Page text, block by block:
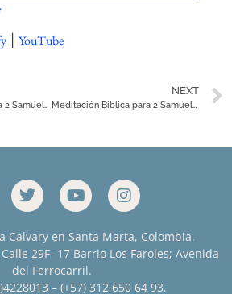
| YouTube
Meditación Bíblica para 2 Samuel 14
NEXT
Meditación Bíblica para 2 Samuel 16
Calvary en Santa Marta, Colombia.
29F- 17 Barrio Los Faroles; Avenida
del Ferrocarril.
– (+57) 312 650 64 93.